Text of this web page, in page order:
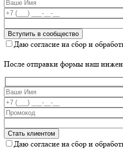
Даю согласие на сбор и
После отправки формы наш
Даю согласие на сбор и